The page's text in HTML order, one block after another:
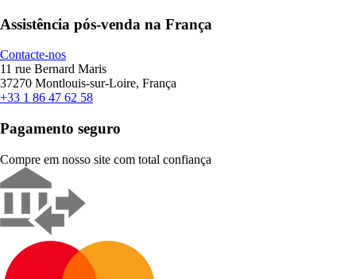
Assistência pós-venda na França
Contacte-nos
11 rue Bernard Maris
37270 Montlouis-sur-Loire, França
+33 1 86 47 62 58
Pagamento seguro
Compre em nosso site com total confiança